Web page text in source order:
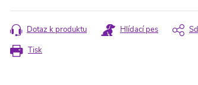
cena:
Tisk
Dotaz k produktu Hlídací pes